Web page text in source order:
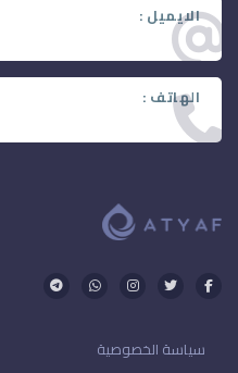
الايميل :
الهاتف :
سياسة الخصوصية